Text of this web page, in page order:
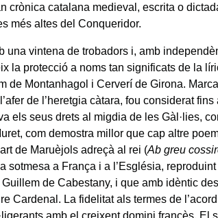
crònica catalana medieval, escrita o
més altes del Conqueridor.
una vintena de trobadors i, amb
la protecció a noms tan significats de la
de Montanhagol i Cerverí de Girona.
de l’heretgia càtara, fou considerat fins
els seus drets al migdia de les Gàl·lies,
com demostra millor que cap altre
de Maruèjols adreçà al rei (Ab greu
sotmesa a França i a l’Església, reproduint
de Cabestany, i que amb idèntic
Cardenal. La fidelitat als termes de
amb el creixent domini francès. El